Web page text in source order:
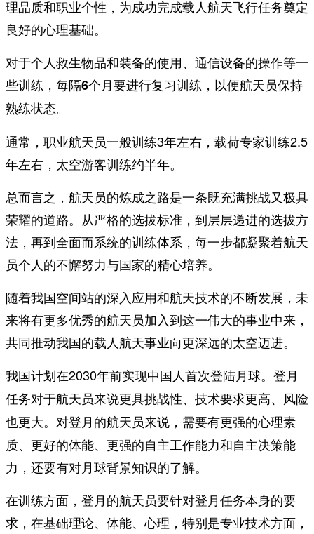
理品质和职业个性，为成功完成载人航天飞行任务奠定
良好的心理基础。
对于个人救生物品和装备的使用、通信设备的操作等一
些训练， 每隔6个月要进行复习训练，以便航天员保持
熟练状态。
通常，职业航天员一般训练3年左右，载荷专家训练2.5
年左右，太空游客训练约半年。
总而言之，航天员的炼成之路是一条既充满挑战又极具
荣耀的道路。从严格的选拔标准，到层层递进的选拔方
法，再到全面而系统的训练体系，每一步都凝聚着航天
员个人的不懈努力与国家的精心培养。
随着我国空间站的深入应用和航天技术的不断发展，未
来将有更多优秀的航天员加入到这一伟大的事业中来，
共同推动我国的载人航天事业向更深远的太空迈进。
我国计划在2030年前实现中国人首次登陆月球。 登月
任务对于航天员来说更具挑战性、技术要求更高、风险
也更大。对登月的航天员来说，需要有更强的心理素
质、更好的体能、更强的自主工作能力和自主决策能
力，还要有对月球背景知识的了解。
在训练方面，登月的航天员要针对登月任务本身的要
求，在基础理论、体能、心理，特别是专业技术方面，